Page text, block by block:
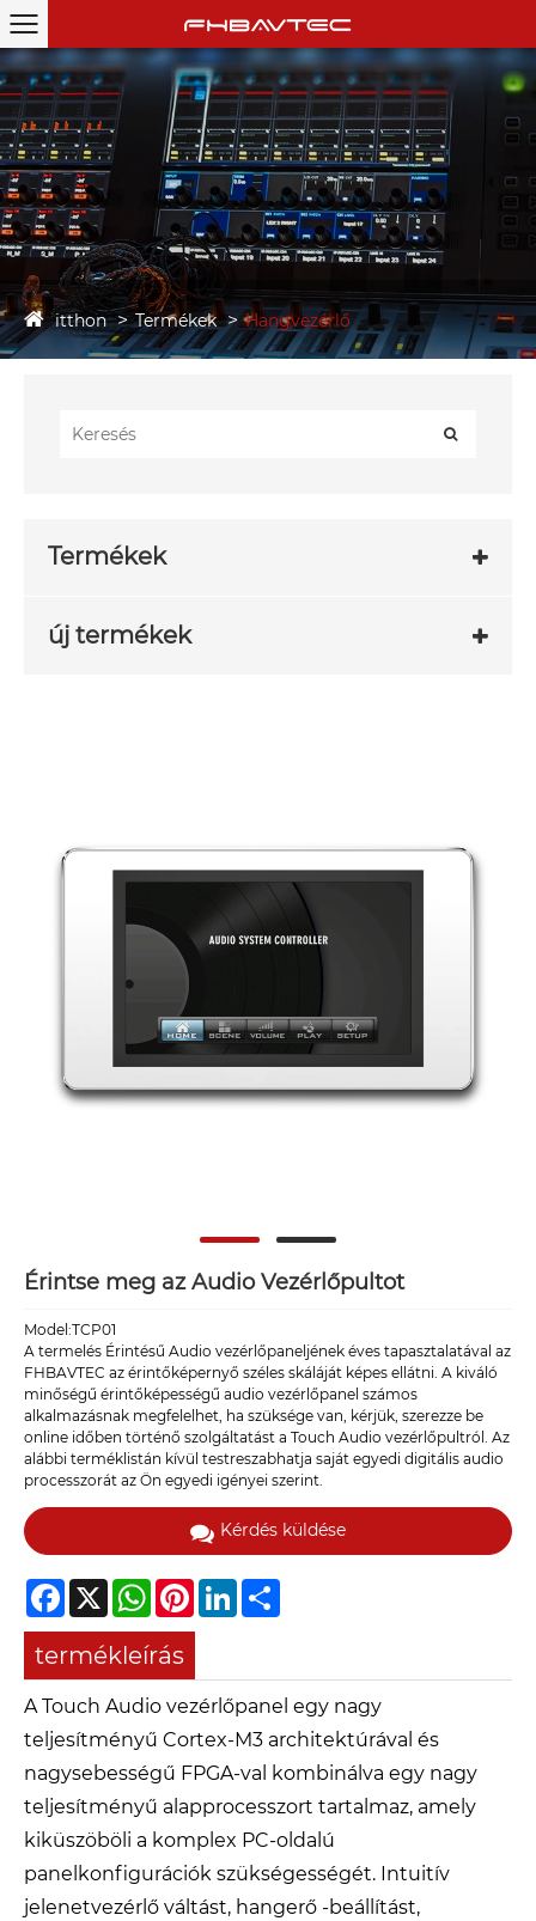
itthon Termékek Hangvezérlő
Termékek
új termékek
Érintse meg az Audio Vezérlőpultot
Model:TCP01
A termelés Érintésű Audio vezérlőpaneljének éves tapasztalatával az
FHBAVTEC az érintőképernyő széles skáláját képes ellátni. A kiváló
minőségű érintőképességű audio vezérlőpanel számos
alkalmazásnak megfelelhet, ha szüksége van, kérjük, szerezze be
online időben történő szolgáltatást a Touch Audio vezérlőpultról. Az
alábbi terméklistán kívül testreszabhatja saját egyedi digitális audio
processzorát az Ön egyedi igényei szerint.
Kérdés küldése
Facebook
X WhatsAppPinterestLinkedIn
termékleírás
A Touch Audio vezérlőpanel egy nagy
teljesítményű Cortex-M3 architektúrával és
nagysebességű FPGA-val kombinálva egy nagy
teljesítményű alapprocesszort tartalmaz, amely
kiküszöböli a komplex PC-oldalú
panelkonfigurációk szükségességét. Intuitív
jelenetvezérlő váltást, hangerő -beállítást,